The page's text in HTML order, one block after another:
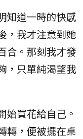
知道一時的快感
，我才注意到她
合。那刻我才發
，只單純渴望我
始買花給自己。
轉，便被擺在桌